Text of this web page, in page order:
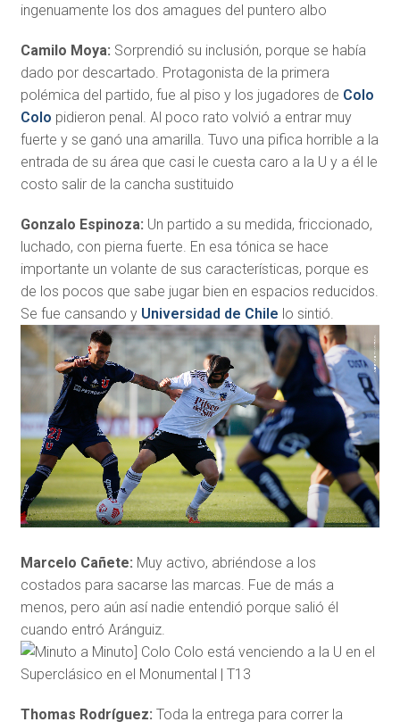
ingenuamente los dos amagues del puntero albo
Camilo Moya: Sorprendió su inclusión, porque se había
dado por descartado. Protagonista de la primera
polémica del partido, fue al piso y los jugadores de Colo
Colo pidieron penal. Al poco rato volvió a entrar muy
fuerte y se ganó una amarilla. Tuvo una pifica horrible a la
entrada de su área que casi le cuesta caro a la U y a él le
costo salir de la cancha sustituido
Gonzalo Espinoza: Un partido a su medida, friccionado,
luchado, con pierna fuerte. En esa tónica se hace
importante un volante de sus características, porque es
de los pocos que sabe jugar bien en espacios reducidos.
Se fue cansando y Universidad de Chile lo sintió.
Marcelo Cañete: Muy activo, abriéndose a los
costados para sacarse las marcas. Fue de más a
menos, pero aún así nadie entendió porque salió él
cuando entró Aránguiz.
Thomas Rodríguez: Toda la entrega para correr la